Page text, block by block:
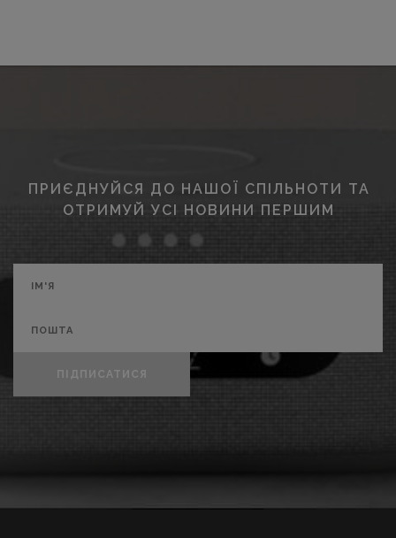
ПРИЄДНУЙСЯ ДО НАШОЇ СПІЛЬНОТИ ТА
ОТРИМУЙ УСІ НОВИНИ ПЕРШИМ
ПІДПИСАТИСЯ